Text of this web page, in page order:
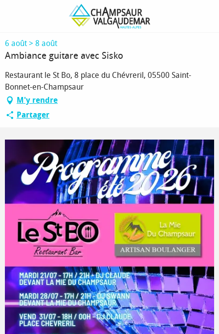
principal
Ambiance guitare avec Sisko
6 août > 8 août
Ambiance guitare avec Sisko
Restaurant le St Bo, 8 place du Chévreril, 05500 Saint-
Bonnet-en-Champsaur
M'y rendre
Partager